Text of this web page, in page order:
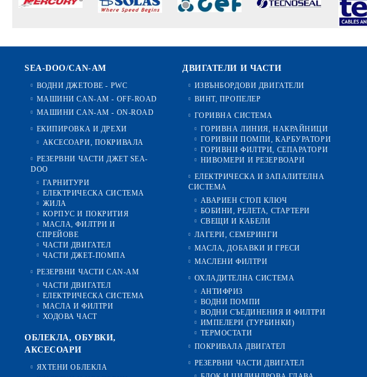
SEA-DOO/CAN-AM
ВОДНИ ДЖЕТОВЕ - PWC
МАШИНИ CAN-AM - OFF-ROAD
МАШИНИ CAN-AM - ON-ROAD
ЕКИПИРОВКА И ДРЕХИ
АКСЕСОАРИ, ПОКРИВАЛА
РЕЗЕРВНИ ЧАСТИ ДЖЕТ SEA-
DOO
ГАРНИТУРИ
ЕЛЕКТРИЧЕСКА СИСТЕМА
ЖИЛА
КОРПУС И ПОКРИТИЯ
МАСЛА, ФИЛТРИ И
СПРЕЙОВЕ
ЧАСТИ ДВИГАТЕЛ
ЧАСТИ ДЖЕТ-ПОМПА
РЕЗЕРВНИ ЧАСТИ CAN-AM
ЧАСТИ ДВИГАТЕЛ
ЕЛЕКТРИЧЕСКА СИСТЕМА
МАСЛА И ФИЛТРИ
ХОДОВА ЧАСТ
ОБЛЕКЛА, ОБУВКИ,
АКСЕСОАРИ
ЯХТЕНИ ОБЛЕКЛА
ДВИГАТЕЛИ И ЧАСТИ
ИЗВЪНБОРДОВИ ДВИГАТЕЛИ
ВИНТ, ПРОПЕЛЕР
ГОРИВНА СИСТЕМА
ГОРИВНА ЛИНИЯ, НАКРАЙНИЦИ
ГОРИВНИ ПОМПИ, КАРБУРАТОРИ
ГОРИВНИ ФИЛТРИ, СЕПАРАТОРИ
НИВОМЕРИ И РЕЗЕРВОАРИ
ЕЛЕКТРИЧЕСКА И ЗАПАЛИТЕЛНА
СИСТЕМА
АВАРИЕН СТОП КЛЮЧ
БОБИНИ, РЕЛЕТА, СТАРТЕРИ
СВЕЩИ И КАБЕЛИ
ЛАГЕРИ, СЕМЕРИНГИ
МАСЛА, ДОБАВКИ И ГРЕСИ
МАСЛЕНИ ФИЛТРИ
ОХЛАДИТЕЛНА СИСТЕМА
АНТИФРИЗ
ВОДНИ ПОМПИ
ВОДНИ СЪЕДИНЕНИЯ И ФИЛТРИ
ИМПЕЛЕРИ (ТУРБИНКИ)
ТЕРМОСТАТИ
ПОКРИВАЛА ДВИГАТЕЛ
РЕЗЕРВНИ ЧАСТИ ДВИГАТЕЛ